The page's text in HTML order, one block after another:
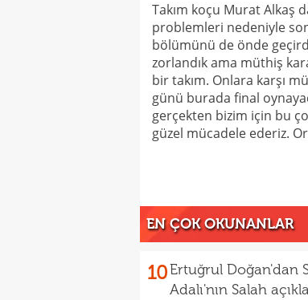
Takım koçu Murat Alkaş
problemleri nedeniyle
bölümünü de önde
zorlandık ama müthiş
bir takım. Onlara karşı
günü burada final
gerçekten bizim için bu
güzel mücadele ederiz.
EN ÇOK OKUNANLAR
10Ertuğrul Doğan'dan
Adalı'nın Salah